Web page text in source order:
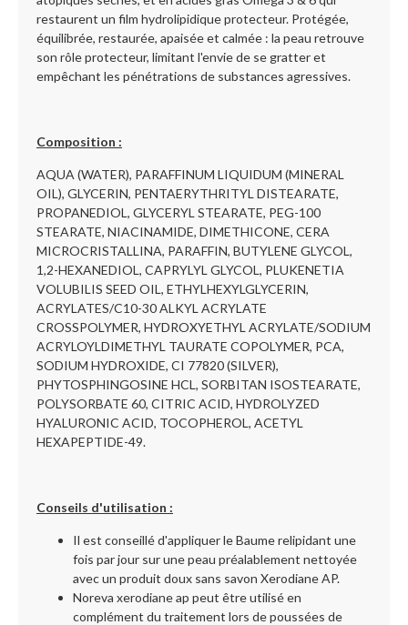
restaurent un film hydrolipidique protecteur. Protégée,
équilibrée, restaurée, apaisée et calmée : la peau retrouve
son rôle protecteur, limitant l'envie de se gratter et
empêchant les pénétrations de substances agressives.
Composition :
AQUA (WATER), PARAFFINUM LIQUIDUM (MINERAL
OIL), GLYCERIN, PENTAERYTHRITYL DISTEARATE,
PROPANEDIOL, GLYCERYL STEARATE, PEG-100
STEARATE, NIACINAMIDE, DIMETHICONE, CERA
MICROCRISTALLINA, PARAFFIN, BUTYLENE GLYCOL,
1,2-HEXANEDIOL, CAPRYLYL GLYCOL, PLUKENETIA
VOLUBILIS SEED OIL, ETHYLHEXYLGLYCERIN,
ACRYLATES/C10-30 ALKYL ACRYLATE
CROSSPOLYMER, HYDROXYETHYL ACRYLATE/SODIUM
ACRYLOYLDIMETHYL TAURATE COPOLYMER, PCA,
SODIUM HYDROXIDE, CI 77820 (SILVER),
PHYTOSPHINGOSINE HCL, SORBITAN ISOSTEARATE,
POLYSORBATE 60, CITRIC ACID, HYDROLYZED
HYALURONIC ACID, TOCOPHEROL, ACETYL
HEXAPEPTIDE-49.
Conseils d'utilisation :
Il est conseillé d'appliquer le Baume relipidant une
fois par jour sur une peau préalablement nettoyée
avec un produit doux sans savon Xerodiane AP.
Noreva xerodiane ap peut être utilisé en
complément du traitement lors de poussées de